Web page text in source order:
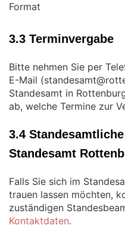
Format
3.3 Terminvergabe
Bitte nehmen Sie per
E-Mail (
Standesamt in
ab, welche Termine zur
3.4
Standesamt
Falls Sie sich im
trauen lassen möchten,
zuständigen
Kontaktdaten.